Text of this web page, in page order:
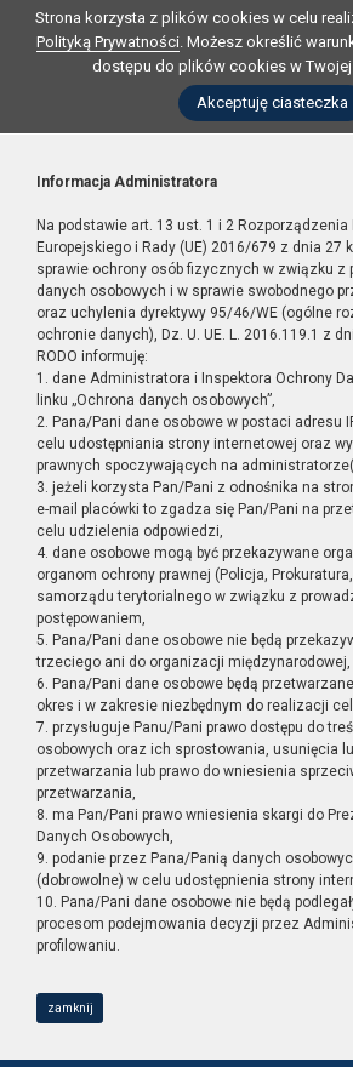
Strona korzysta z plików cookies w celu
Polityką Prywatności. Możesz określić
dostępu do plików cookies w
Akceptuję ciasteczka
Informacja Administratora
Na podstawie art. 13 ust. 1 i 2 Rozporządzenia
Europejskiego i Rady (UE) 2016/679 z dnia 27
sprawie ochrony osób fizycznych w związku z
danych osobowych i w sprawie swobodnego
oraz uchylenia dyrektywy 95/46/WE (ogólne
ochronie danych), Dz. U. UE. L. 2016.119.1 z
RODO informuję:
1. dane Administratora i Inspektora Ochrony
linku „Ochrona danych osobowych”,
2. Pana/Pani dane osobowe w postaci adresu
celu udostępniania strony internetowej oraz
prawnych spoczywających na
3. jeżeli korzysta Pan/Pani z odnośnika na
e-mail placówki to zgadza się Pan/Pani na
celu udzielenia odpowiedzi,
4. dane osobowe mogą być przekazywane
organom ochrony prawnej (Policja,
samorządu terytorialnego w związku z
postępowaniem,
5. Pana/Pani dane osobowe nie będą
trzeciego ani do organizacji międzynarodowej,
6. Pana/Pani dane osobowe będą
okres i w zakresie niezbędnym do realizacji
7. przysługuje Panu/Pani prawo dostępu do
osobowych oraz ich sprostowania, usunięcia
przetwarzania lub prawo do wniesienia
przetwarzania,
8. ma Pan/Pani prawo wniesienia skargi do
Danych Osobowych,
9. podanie przez Pana/Panią danych
(dobrowolne) w celu udostępnienia strony
10. Pana/Pani dane osobowe nie będą
procesom podejmowania decyzji przez
profilowaniu.
zamknij